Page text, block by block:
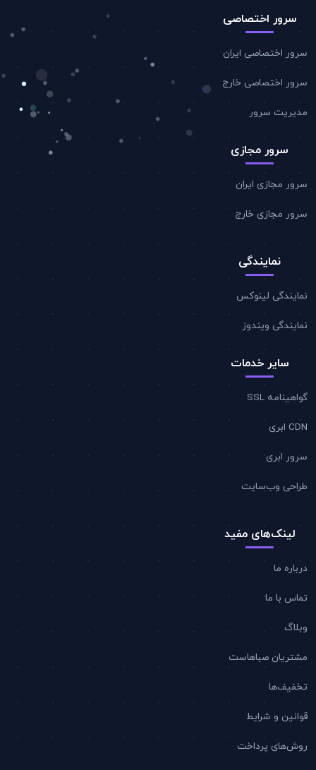
سرور اختصاصی
سرور اختصاصی ایران
سرور اختصاصی خارج
مدیریت سرور
سرور مجازی
سرور مجازی ایران
سرور مجازی خارج
نمایندگی
نمایندگی لینوکس
نمایندگی ویندوز
سایر خدمات
گواهینامه SSL
CDN ابری
سرور ابری
طراحی وب‌سایت
لینک‌های مفید
درباره ما
تماس با ما
وبلاگ
مشتریان صباهاست
تخفیف‌ها
قوانین و شرایط
روش‌های پرداخت